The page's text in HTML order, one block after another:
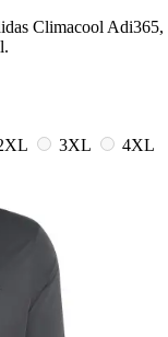
Climacool Adi365,
3XL
4XL